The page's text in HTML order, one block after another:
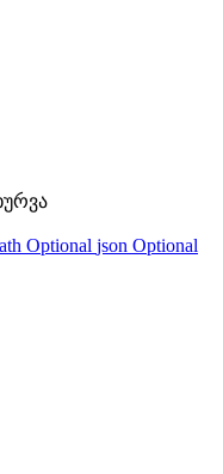
Optional json Optional